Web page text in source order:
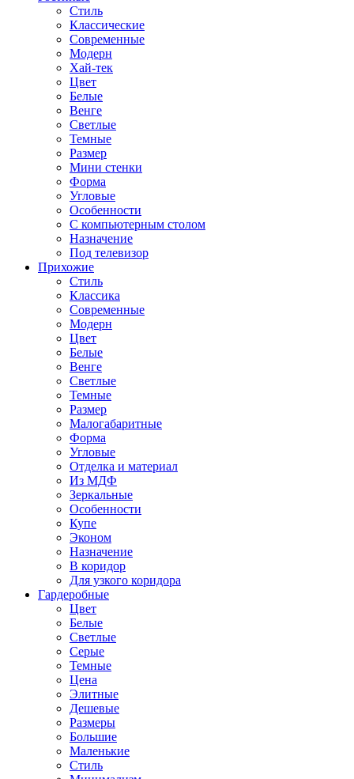
Стиль
Классические
Современные
Модерн
Хай-тек
Цвет
Белые
Венге
Светлые
Темные
Размер
Мини стенки
Форма
Угловые
Особенности
С компьютерным столом
Назначение
Под телевизор
Прихожие
Стиль
Классика
Современные
Модерн
Цвет
Белые
Венге
Светлые
Темные
Размер
Малогабаритные
Форма
Угловые
Отделка и материал
Из МДФ
Зеркальные
Особенности
Купе
Эконом
Назначение
В коридор
Для узкого коридора
Гардеробные
Цвет
Белые
Светлые
Серые
Темные
Цена
Элитные
Дешевые
Размеры
Большие
Маленькие
Стиль